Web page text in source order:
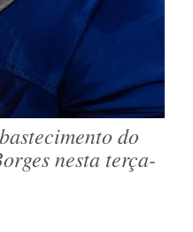
do
nesta terça-